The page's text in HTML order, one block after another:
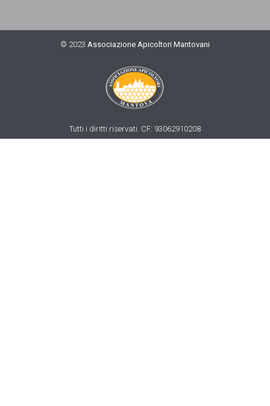
© 2023 Associazione Apicoltori Mantovani
Tutti i diritti riservati. CF: 93062910208